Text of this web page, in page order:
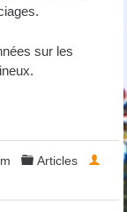
sur les
Articles